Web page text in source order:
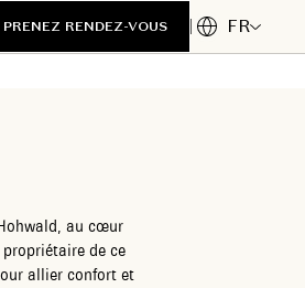
PRENEZ RENDEZ-VOUS FR
au cœur
de ce
allier confort et